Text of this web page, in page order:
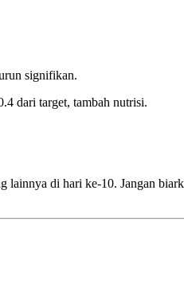
signifikan.
dari target, tambah nutrisi.
di hari ke-10. Jangan